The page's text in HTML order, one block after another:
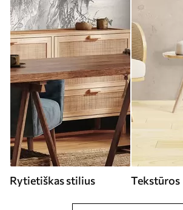
Rytietiškas stilius Tekstūros